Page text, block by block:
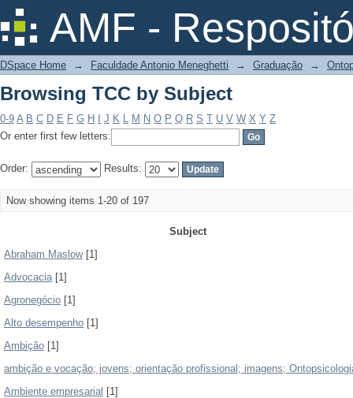
AMF -
Browsing TCC by Subject
DSpace Home → Faculdade Antonio Meneghetti → Graduação →
Browsing TCC by Subject
0-9 A B C D E F G H J K L M N O P Q R S T U V W X Y Z
Or enter first few letters:
Order: Results:
Now showing items 1-20 of 197
Subject
Abraham Maslow[1]
Advocacia[1]
Agronegócio [1]
Alto desempenho [1]
Ambição [1]
ambição e vocação; jovens; orientação profissional; imagens;
Ambiente empresarial [1]